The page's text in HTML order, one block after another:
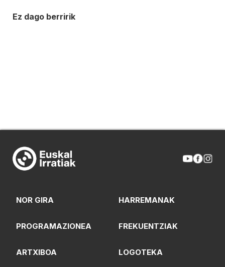
Ez dago berririk
NOR GIRA HARREMANAK
PROGRAMAZIONEA FREKUENTZIAK
ARTXIBOA LOGOTEKA